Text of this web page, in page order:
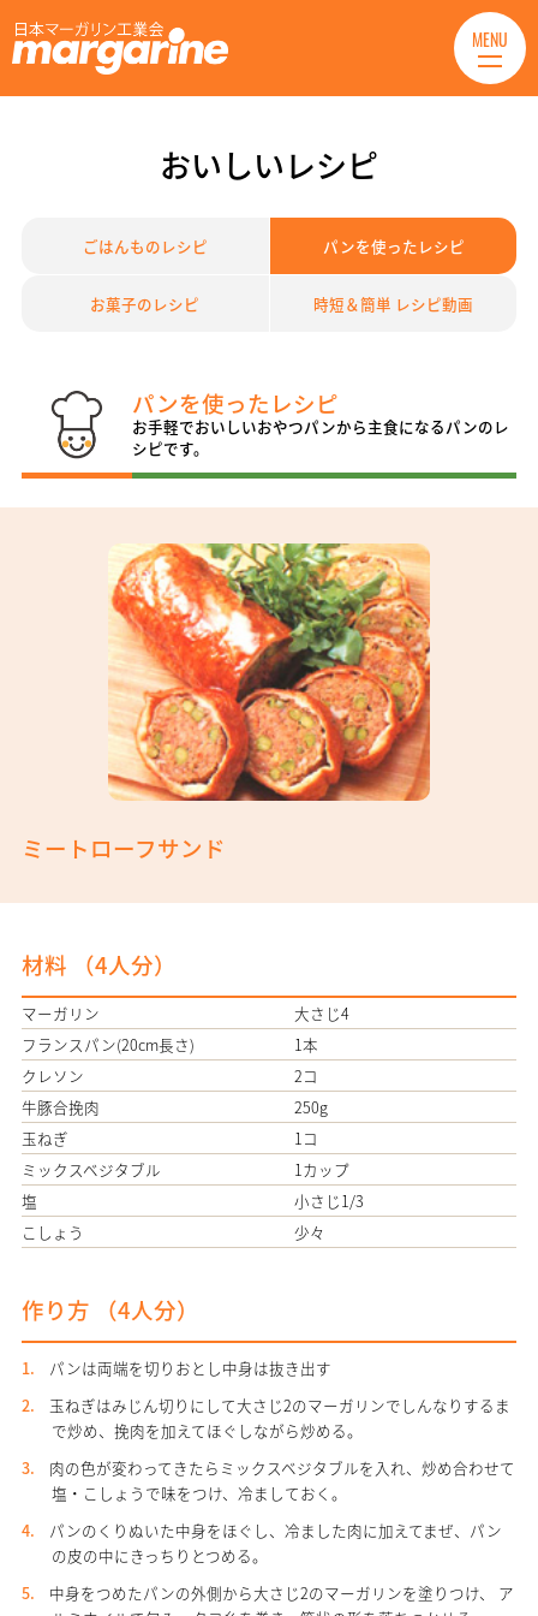
MENU
おいしいレシピ
ごはんものレシピ パンを使ったレシピ
お菓子のレシピ 時短＆簡単 レシピ動画
パンを使ったレシピ
お手軽でおいしいおやつパンから主食になるパンのレ
シピです。
ミートローフサンド
材料 （4人分）
マーガリン
大さじ4
フランスパン(20cm長さ)
1本
クレソン
2コ
牛豚合挽肉
250g
玉ねぎ
1コ
ミックスベジタブル
1カップ
塩
小さじ1/3
こしょう
少々
作り方 （4人分）
パンは両端を切りおとし中身は抜き出す
玉ねぎはみじん切りにして大さじ2のマーガリンでしんなりするま
で炒め、挽肉を加えてほぐしながら炒める。
肉の色が変わってきたらミックスベジタブルを入れ、炒め合わせて
塩・こしょうで味をつけ、冷ましておく。
パンのくりぬいた中身をほぐし、冷ました肉に加えてまぜ、パン
の皮の中にきっちりとつめる。
中身をつめたパンの外側から大さじ2のマーガリンを塗りつけ、 ア